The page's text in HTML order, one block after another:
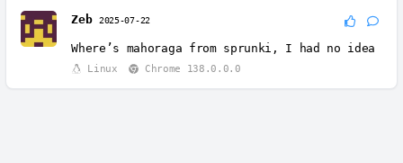
Zeb 2025-07-22
Where’s mahoraga from sprunki, I had no idea
Linux Chrome 138.0.0.0